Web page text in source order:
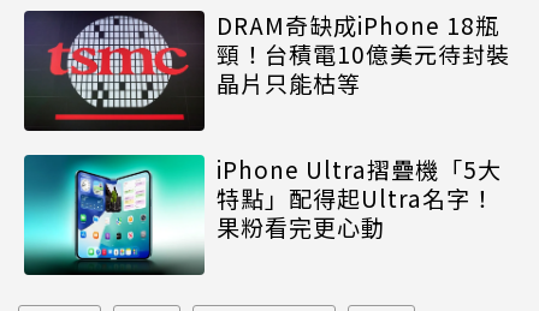
DRAM奇缺成iPhone 18瓶
頸！台積電10億美元待封裝
晶片只能枯等
iPhone Ultra摺疊機「5大
特點」配得起Ultra名字！
果粉看完更心動